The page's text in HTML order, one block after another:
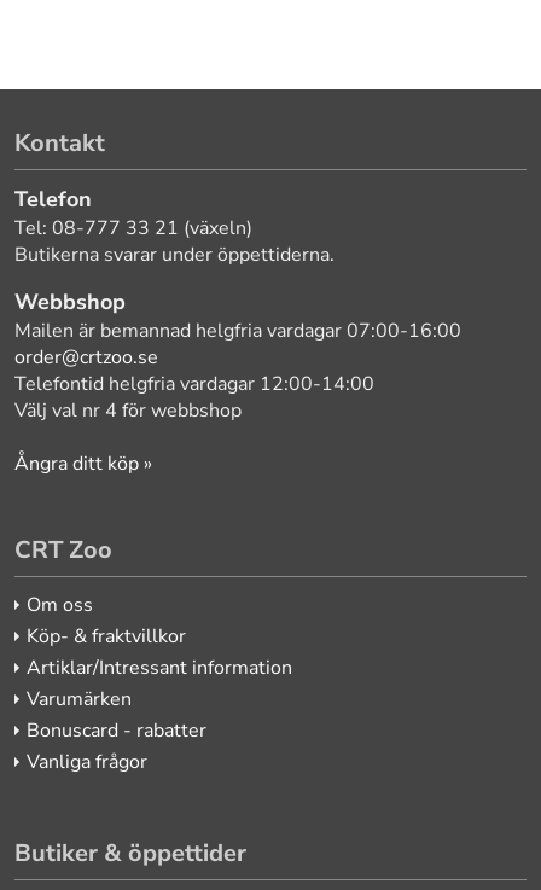
Kontakt
Telefon
Tel: 08-777 33 21 (växeln)
Butikerna svarar under öppettiderna.
Webbshop
Mailen är bemannad helgfria vardagar 07:00-16:00
order@crtzoo.se
Telefontid helgfria vardagar 12:00-14:00
Välj val nr 4 för webbshop
Ångra ditt köp »
CRT Zoo
Om oss
Köp- & fraktvillkor
Artiklar/Intressant information
Varumärken
Bonuscard - rabatter
Vanliga frågor
Butiker & öppettider